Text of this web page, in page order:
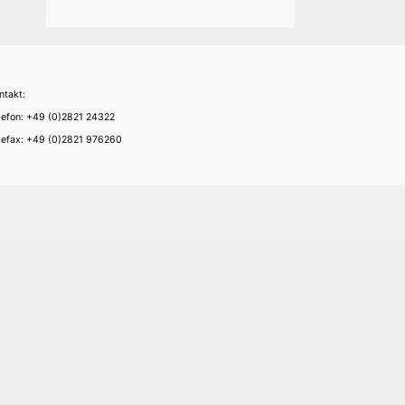
+49 (0)2821 24322
+49 (0)2821 976260